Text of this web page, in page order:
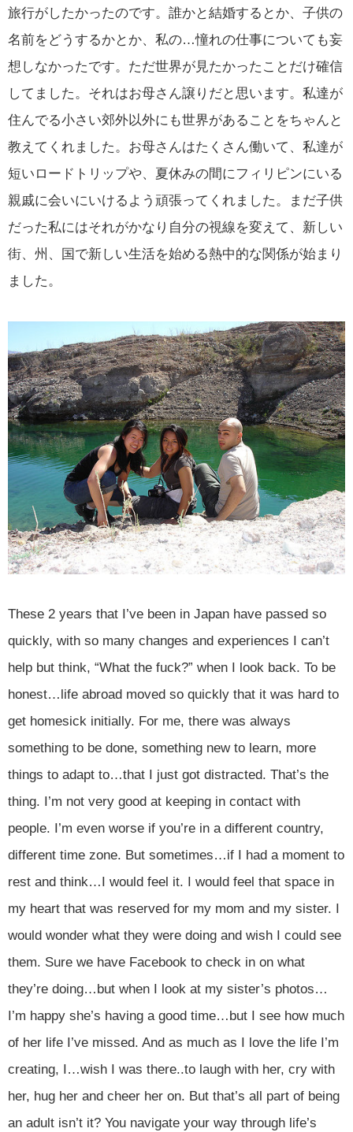
旅行がしたかったのです。誰かと結婚するとか、子供の
名前をどうするかとか、私の…憧れの仕事についても妄
想しなかったです。ただ世界が見たかったことだけ確信
してました。それはお母さん譲りだと思います。私達が
住んでる小さい郊外以外にも世界があることをちゃんと
教えてくれました。お母さんはたくさん働いて、私達が
短いロードトリップや、夏休みの間にフィリピンにいる
親戚に会いにいけるよう頑張ってくれました。まだ子供
だった私にはそれがかなり自分の視線を変えて、新しい
街、州、国で新しい生活を始める熱中的な関係が始まり
ました。
These 2 years that I’ve been in Japan have passed so
quickly, with so many changes and experiences I can’t
help but think, “What the fuck?” when I look back. To be
honest…life abroad moved so quickly that it was hard to
get homesick initially. For me, there was always
something to be done, something new to learn, more
things to adapt to…that I just got distracted. That’s the
thing. I’m not very good at keeping in contact with
people. I’m even worse if you’re in a different country,
different time zone. But sometimes…if I had a moment to
rest and think…I would feel it. I would feel that space in
my heart that was reserved for my mom and my sister. I
would wonder what they were doing and wish I could see
them. Sure we have Facebook to check in on what
they’re doing…but when I look at my sister’s photos…
I’m happy she’s having a good time…but I see how much
of her life I’ve missed. And as much as I love the life I’m
creating, I…wish I was there..to laugh with her, cry with
her, hug her and cheer her on. But that’s all part of being
an adult isn’t it? You navigate your way through life’s